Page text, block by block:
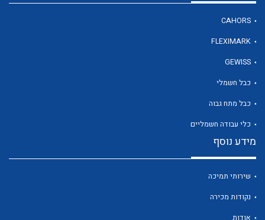
CAHORS
FLEXIMARK
GEWISS
כבל חשמלי
כבל מתח גבוה
כלי עבודה חשמליים
מידע נוסף
שירותי תמיכה
נקודות מכירה
אודות